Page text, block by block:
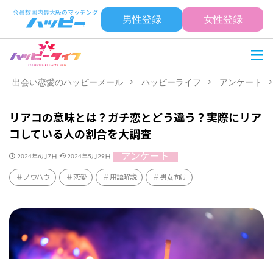
男性登録 女性登録
出会い恋愛のハッピーメール ハッピーライフ アンケート
リアコの意味とは？ガチ恋とどう違う？実際にリア
コしている人の割合を大調査
2024年6月7日 2024年5月29日 アンケート
ノウハウ 恋愛 用語解説 男女向け